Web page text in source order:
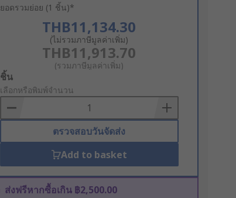
ยอดรวมย่อย (1 ชิ้น)*
THB11,134.30
(ไม่รวมภาษีมูลค่าเพิ่ม)
THB11,913.70
(รวมภาษีมูลค่าเพิ่ม)
Add
to
Basket
ชิ้น
เลือกหรือพิมพ์จำนวน
ตรวจสอบวันจัดส่ง
Add to basket
ส่งฟรีหากซื้อเกิน ฿2,500.00